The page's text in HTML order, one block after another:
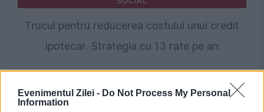
Evenimentul Zilei - Do Not Process My Personal
Information
Trucul pentru reducerea costului unui credit
ipotecar. Strategia cu 13 rate pe an